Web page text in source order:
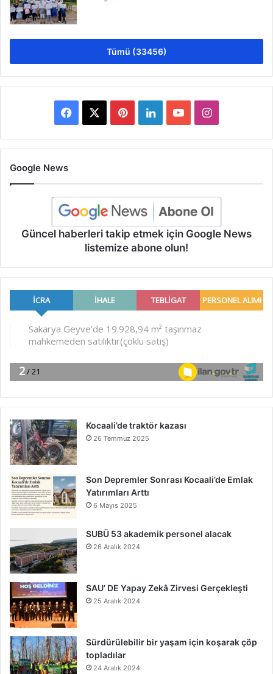
Tümü (33456)
Facebook PinterestLinkedInYouTubeInstagram
Google News
Güncel haberleri takip etmek için Google News
listemize abone olun!
Kocaali’de traktör kazası
26 Temmuz 2025
Son Depremler Sonrası Kocaali’de Emlak
Yatırımları Arttı
6 Mayıs 2025
SUBÜ 53 akademik personel alacak
26 Aralık 2024
SAU’ DE Yapay Zekâ Zirvesi Gerçekleşti
25 Aralık 2024
Sürdürülebilir bir yaşam için koşarak çöp
topladılar
24 Aralık 2024